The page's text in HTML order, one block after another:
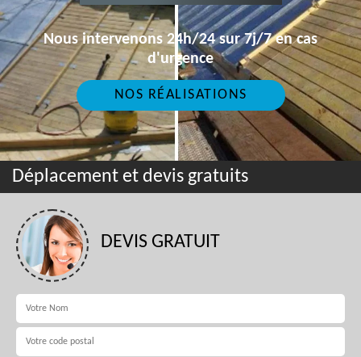
Nous intervenons 24h/24 sur 7j/7 en cas
d'urgence
NOS RÉALISATIONS
Déplacement et devis gratuits
DEVIS GRATUIT